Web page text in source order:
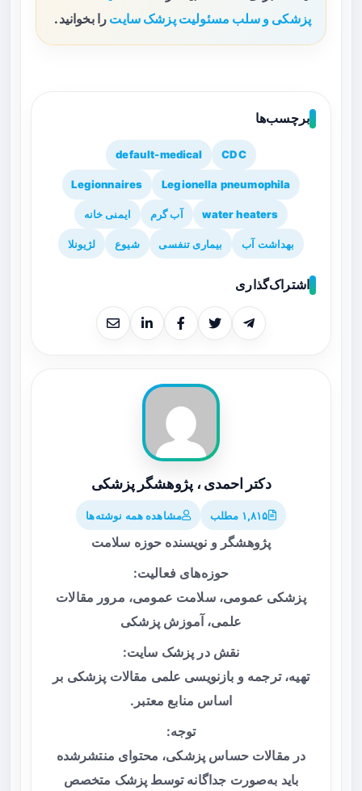
پزشکی و سلب مسئولیت پزشک سایت را بخوانید.
برچسب‌ها
CDC
default-medical
Legionella pneumophila
Legionnaires
water heaters آب گرم ایمنی خانه
بهداشت آب بیماری تنفسی شیوع لژیونلا
اشتراک‌گذاری
دکتر احمدی ، پژوهشگر پزشکی
۱,۸۱۵ مطلب مشاهده همه نوشته‌ها
پژوهشگر و نویسنده حوزه سلامت
حوزه‌های فعالیت:
پزشکی عمومی، سلامت عمومی، مرور مقالات
علمی، آموزش پزشکی
نقش در پزشک سایت:
تهیه، ترجمه و بازنویسی علمی مقالات پزشکی بر
اساس منابع معتبر.
توجه:
در مقالات حساس پزشکی، محتوای منتشرشده
باید به‌صورت جداگانه توسط پزشک متخصص